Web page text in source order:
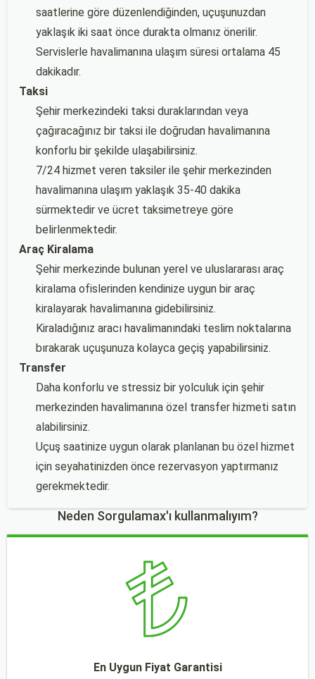
saatlerine göre düzenlendiğinden, uçuşunuzdan
yaklaşık iki saat önce durakta olmanız önerilir.
Servislerle havalimanına ulaşım süresi ortalama 45
dakikadır.
Taksi
Şehir merkezindeki taksi duraklarından veya
çağıracağınız bir taksi ile doğrudan havalimanına
konforlu bir şekilde ulaşabilirsiniz.
7/24 hizmet veren taksiler ile şehir merkezinden
havalimanına ulaşım yaklaşık 35-40 dakika
sürmektedir ve ücret taksimetreye göre
belirlenmektedir.
Araç Kiralama
Şehir merkezinde bulunan yerel ve uluslararası araç
kiralama ofislerinden kendinize uygun bir araç
kiralayarak havalimanına gidebilirsiniz.
Kiraladığınız aracı havalimanındaki teslim noktalarına
bırakarak uçuşunuza kolayca geçiş yapabilirsiniz.
Transfer
Daha konforlu ve stressiz bir yolculuk için şehir
merkezinden havalimanına özel transfer hizmeti satın
alabilirsiniz.
Uçuş saatinize uygun olarak planlanan bu özel hizmet
için seyahatinizden önce rezervasyon yaptırmanız
gerekmektedir.
Neden Sorgulamax'ı kullanmalıyım?
En Uygun Fiyat Garantisi